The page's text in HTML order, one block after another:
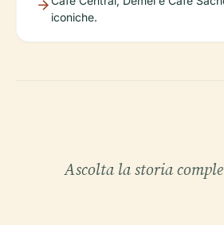
iconiche.
Ascolta la storia